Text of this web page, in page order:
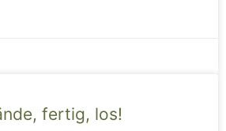
fertig, los!